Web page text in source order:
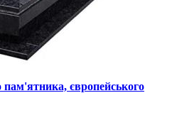
європейського